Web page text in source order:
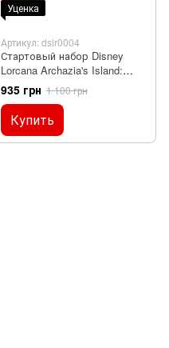
Уценка
Артикул: dslr0004
Стартовый набор Disney
Lorcana Archazia's Island:
Beauty & Beast
935 грн 1 100 грн
Купить